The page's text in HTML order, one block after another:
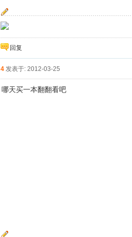
回复
4 发表于: 2012-03-25
哪天买一本翻翻看吧